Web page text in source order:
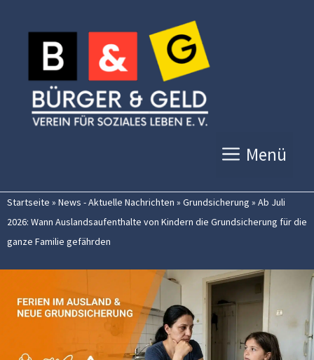
Inhalt
springen
Menü
Startseite » News - Aktuelle Nachrichten » Grundsicherung » Ab Juli
2026: Wann Auslandsaufenthalte von Kindern die Grundsicherung für die
ganze Familie gefährden